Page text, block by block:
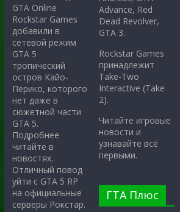
GTA Online
Rockstar Games
добавили в
сетевой режим
GTA 5
тропический
остров Кайо-
Перико, которого
нет даже в
сюжетной части
GTA 5.
Подробнее
читайте в
новостях.
Отличный повод
уйти с GTA 5 RP
на официальные
серверы Рокстар.
Advance, Red
Dead Revolver,
GTA 3.
Rockstar Games
принадлежит
Take-Two
Interactive (Take
2).
Читайте игровые
новости и
узнавайте всё
первыми.
ГТА Плюс